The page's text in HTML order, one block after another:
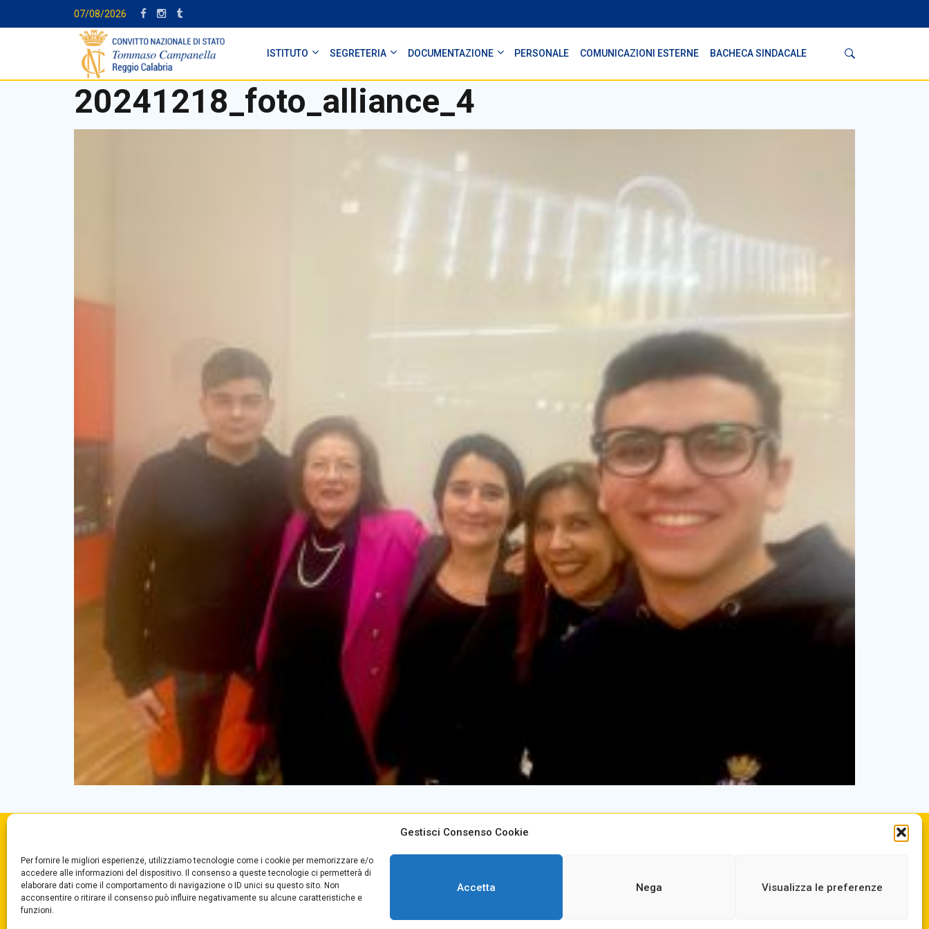
Gestisci Consenso Cookie
Per fornire le migliori esperienze, utilizziamo tecnologie come i cookie per memorizzare e/o
accedere alle informazioni del dispositivo. Il consenso a queste tecnologie ci permetterà di
elaborare dati come il comportamento di navigazione o ID unici su questo sito. Non
acconsentire o ritirare il consenso può influire negativamente su alcune caratteristiche e
funzioni.
Accetta Nega Visualizza le preferenze
07/08/2026
ISTITUTO SEGRETERIA DOCUMENTAZIONE PERSONALE COMUNICAZIONI ESTERNE BACHECA SINDACALE
20241218_foto_alliance_4
“T. Campanella”
Via Aschenez, 180
Reggio Calabria
Segreteria +39096520527
Fax +390965499420
dalle ore 07,00 alle ore 18,30